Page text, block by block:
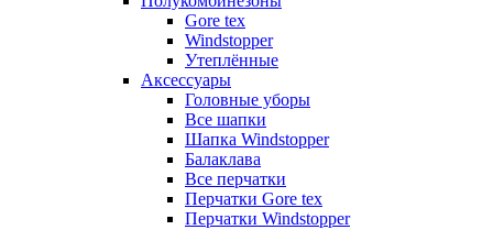
Gore tex
Windstopper
Утеплённые
Аксессуары
Головные уборы
Все шапки
Шапка Windstopper
Балаклава
Все перчатки
Перчатки Gore tex
Перчатки Windstopper